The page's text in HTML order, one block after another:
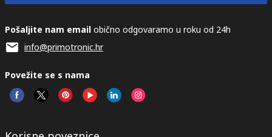
Pošaljite nam email obično odgovaramo u roku od 24h
info@primotronic.hr
Povežite se s nama